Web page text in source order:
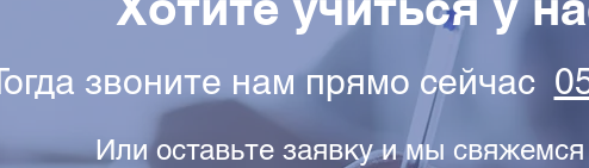
звоните нам прямо сейчас
Или оставьте заявку и мы